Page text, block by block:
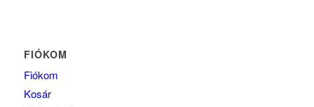
FIÓKOM
Fiókom
Kosár